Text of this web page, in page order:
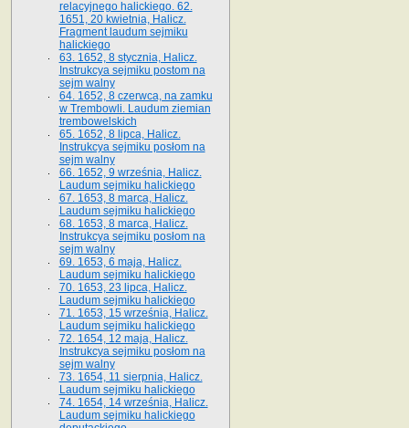
relacyjnego halickiego. 62.
1651, 20 kwietnia, Halicz.
Fragment laudum sejmiku
halickiego
63. 1652, 8 stycznia, Halicz.
Instrukcya sejmiku postom na
sejm walny
64. 1652, 8 czerwca, na zamku
w Trembowli. Laudum ziemian
trembowelskich
65. 1652, 8 lipca, Halicz.
Instrukcya sejmiku posłom na
sejm walny
66. 1652, 9 września, Halicz.
Laudum sejmiku halickiego
67. 1653, 8 marca, Halicz.
Laudum sejmiku halickiego
68. 1653, 8 marca, Halicz.
Instrukcya sejmiku posłom na
sejm walny
69. 1653, 6 maja, Halicz.
Laudum sejmiku halickiego
70. 1653, 23 lipca, Halicz.
Laudum sejmiku halickiego
71. 1653, 15 września, Halicz.
Laudum sejmiku halickiego
72. 1654, 12 maja, Halicz.
Instrukcya sejmiku posłom na
sejm walny
73. 1654, 11 sierpnia, Halicz.
Laudum sejmiku halickiego
74. 1654, 14 września, Halicz.
Laudum sejmiku halickiego